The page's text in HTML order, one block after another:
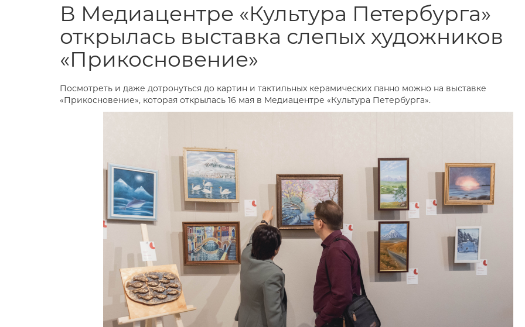
В Медиацентре «Культура Петербурга»
открылась выставка слепых художников
«Прикосновение»
Посмотреть и даже дотронуться до картин и тактильных керамических панно можно на выставке
«Прикосновение», которая открылась 16 мая в Медиацентре «Культура Петербурга».